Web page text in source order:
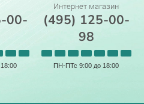
00-
Интернет магазин
(495) 125-00-
98
ПН-ПТс 9:00 до 18:00